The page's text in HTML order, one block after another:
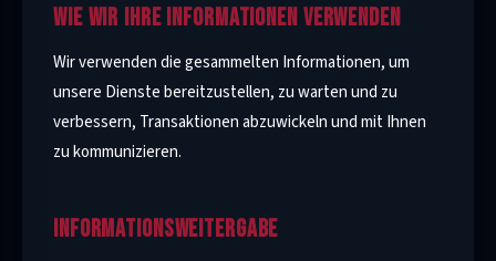
WIE WIR IHRE INFORMATIONEN VERWENDEN
Wir verwenden die gesammelten Informationen, um
unsere Dienste bereitzustellen, zu warten und zu
verbessern, Transaktionen abzuwickeln und mit Ihnen
zu kommunizieren.
INFORMATIONSWEITERGABE